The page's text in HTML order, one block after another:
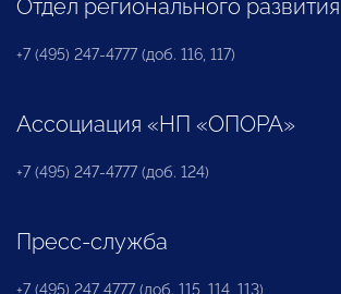
Отдел регионального развития
+7 (495) 247-4777 (доб. 116, 117)
Ассоциация «НП «ОПОРА»
+7 (495) 247-4777 (доб. 124)
Пресс-служба
+7 (495) 247 4777 (доб. 115, 114, 113)